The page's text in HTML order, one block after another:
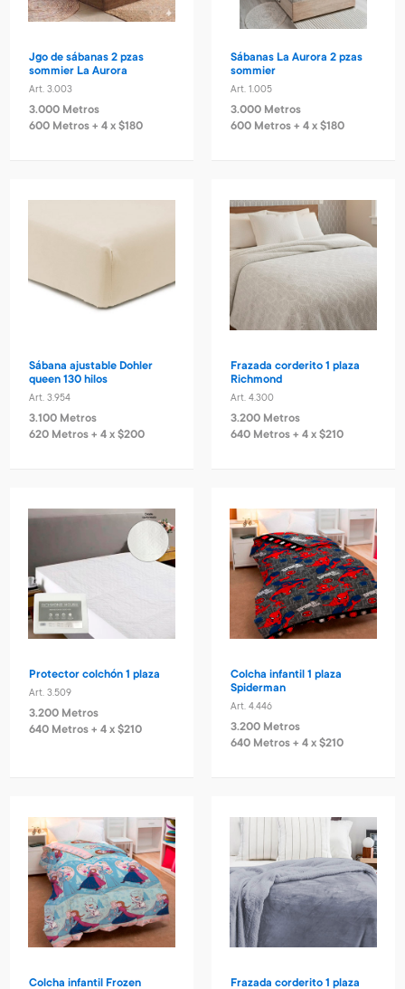
Jgo de sábanas 2 pzas
sommier La Aurora
Art. 3.003
3.000 Metros
600 Metros + 4 x $180
Sábanas La Aurora 2 pzas
sommier
Art. 1.005
3.000 Metros
600 Metros + 4 x $180
Sábana ajustable Dohler
queen 130 hilos
Art. 3.954
3.100 Metros
620 Metros + 4 x $200
Frazada corderito 1 plaza
Richmond
Art. 4.300
3.200 Metros
640 Metros + 4 x $210
Protector colchón 1 plaza
Art. 3.509
3.200 Metros
640 Metros + 4 x $210
Colcha infantil 1 plaza
Spiderman
Art. 4.446
3.200 Metros
640 Metros + 4 x $210
Colcha infantil Frozen Frazada corderito 1 plaza